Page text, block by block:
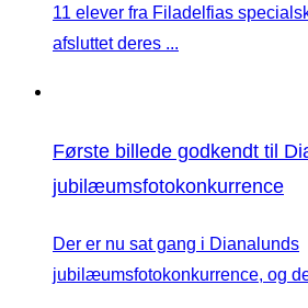
11 elever fra Filadelfias
afsluttet deres ...
Første billede godkendt til
jubilæumsfotokonkurrence
Der er nu sat gang i Dianalunds
jubilæumsfotokonkurrence, og